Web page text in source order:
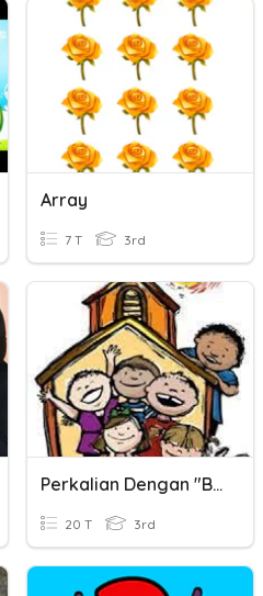
Array
7 T 3rd
Perkalian Dengan "Banyak Nol"
20 T 3rd